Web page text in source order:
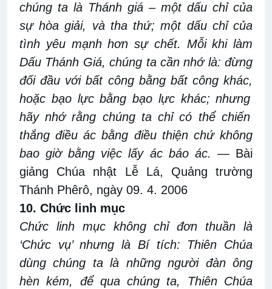
chúng ta là Thánh giá – một dấu chỉ của
sự hòa giải, vàtha thứ; một dấu chỉ của
tình yêu mạnh hơn sự chết. Mỗi khi làm
Dấu Thánh Giá, chúng ta cần nhớ là: đừng
đối đầu với bất công bằng bất công khác,
hoặc bạo lực bằng bạo lực khác; nhưng
hãy nhớ rằng chúng ta chỉ có thể chiến
thắng điều ác bằng điều thiện chứ không
bao giờ bằng việc lấy ác báoác. — Bài
giảng Chúa nhật Lễ Lá, Quảng trường
Thánh Phêrô, ngày 09. 4. 2006
10. Chức linh mục
Chức linh mục không chỉ đơn thuần là
‘Chức vụ’ nhưng là Bí tích: Thiên Chúa
dùng chúng ta là những người đànông
hèn kém, để qua chúng ta, Thiên Chúa